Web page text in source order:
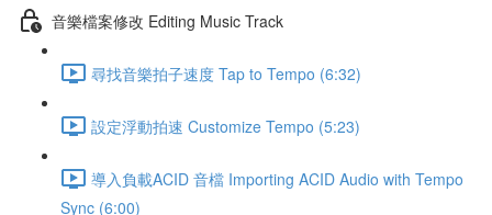
音樂檔案修改 Editing Music Track
尋找音樂拍子速度 Tap to Tempo (6:32)
設定浮動拍速 Customize Tempo (5:23)
導入負載ACID 音檔 Importing ACID Audio with Tempo
Sync (6:00)